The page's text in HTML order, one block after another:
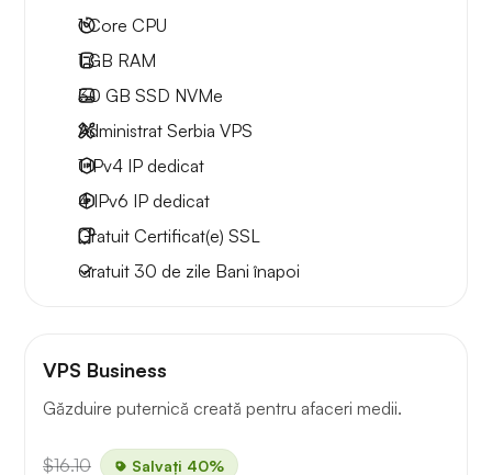
1Core CPU
1 GB RAM
30 GB SSD NVMe
Administrat Serbia VPS
1 IPv4 IP dedicat
4 IPv6 IP dedicat
Gratuit Certificat(e) SSL
Gratuit 30 de zile Bani înapoi
VPS Business
Găzduire puternică creată pentru afaceri medii.
$16.10 Salvați 40%